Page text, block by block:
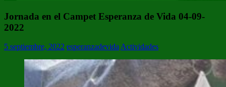
Jornada en el Campet Esperanza de Vida 04-09-
2022
5 septiembre, 2022 esperanzadevidaActividades